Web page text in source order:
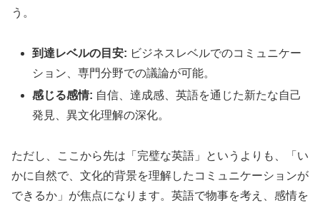
う。
到達レベルの目安: ビジネスレベルでのコミュニケー
ション、専門分野での議論が可能。
感じる感情: 自信、達成感、英語を通じた新たな自己
発見、異文化理解の深化。
ただし、ここから先は「完璧な英語」というよりも、「い
かに自然で、文化的背景を理解したコミュニケーションが
できるか」が焦点になります。英語で物事を考え、感情を